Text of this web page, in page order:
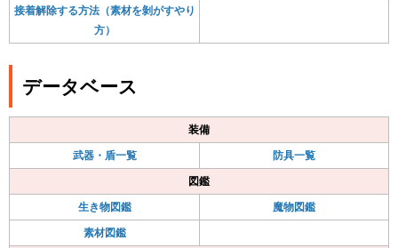
接着解除する方法（素材を剝がすやり
方）
データベース
装備
武器・盾一覧
防具一覧
図鑑
生き物図鑑
魔物図鑑
素材図鑑